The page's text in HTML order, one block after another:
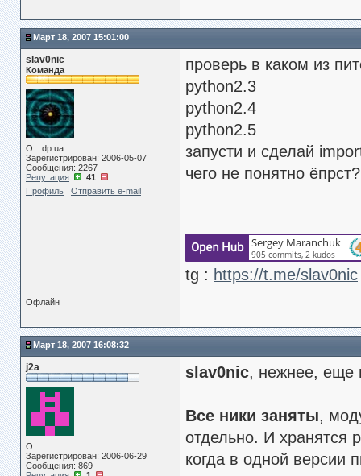
Март 18, 2007 15:01:00
slav0nic
Команда
От: dp.ua
Зарегистрирован: 2006-05-07
Сообщения: 2267
Репутация:
41
Профиль
Отправить e-mail
проверь в каком из
python2.3
python2.4
python2.5
запусти и сделай
чего не понятно ёпрст?
tg : https://t.me/slav0nic
Офлайн
Март 18, 2007 16:08:32
j2a
От:
Зарегистрирован: 2006-06-29
Сообщения: 869
slav0nic, нежнее, еще
Все ники заняты,
отдельно. И хранятся
когда в одной версии